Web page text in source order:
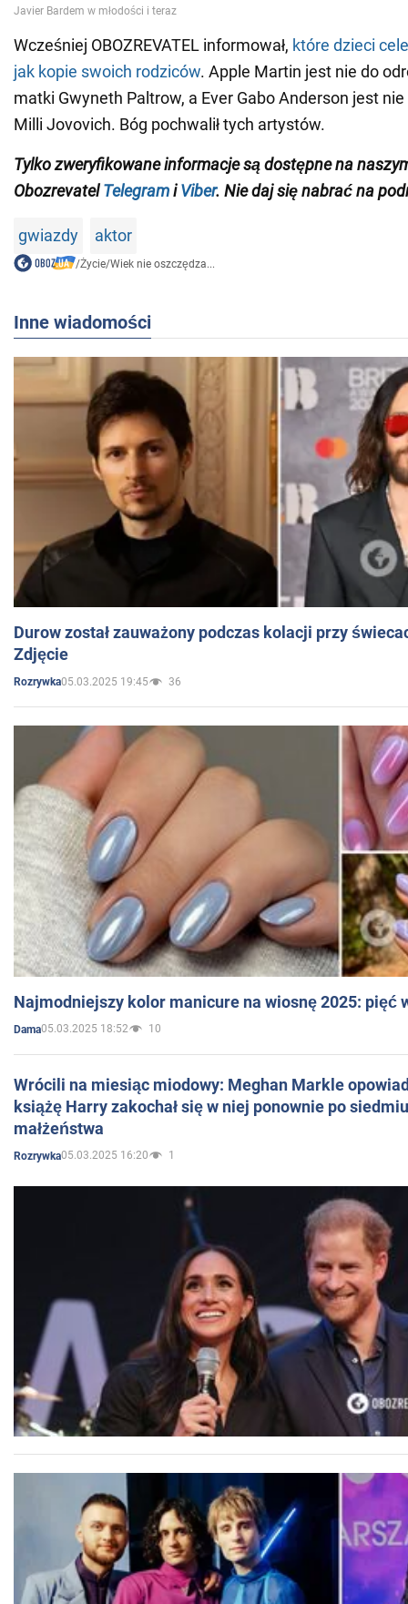
Wcześniej OBOZREVATEL informował, które dzieci
jak kopie swoich rodziców. Apple Martin jest nie do
matki Gwyneth Paltrow, a Ever Gabo Anderson jest
Milli Jovovich. Bóg pochwalił tych artystów.
Tylko zweryfikowane informacje są dostępne na
ObozrevatelTelegramiViber. Nie daj się nabrać na
gwiazdy aktor
/Życie/Wiek nie oszczędza...
Inne wiadomości
Durow został zauważony podczas kolacji przy
Zdjęcie
Rozrywka05.03.2025 19:45 36
Najmodniejszy kolor manicure na wiosnę 2025: pięć
Dama05.03.2025 18:52 10
Wrócili na miesiąc miodowy: Meghan Markle
książę Harry zakochał się w niej ponownie po
małżeństwa
Rozrywka05.03.2025 16:20 1